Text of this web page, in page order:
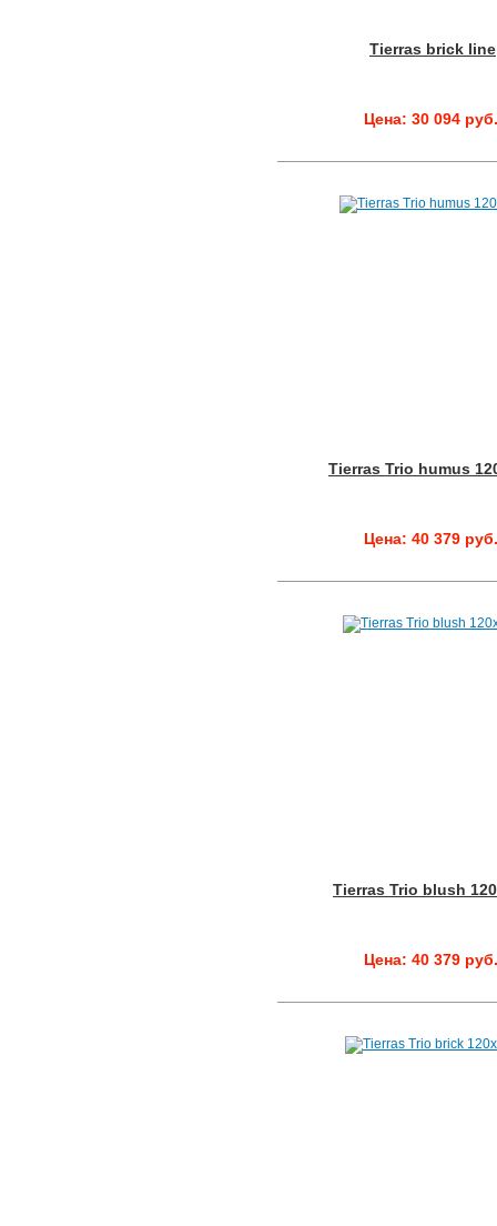
Tierras brick line
Цена: 30 094 руб.
Tierras Trio humus
Цена: 40 379 руб.
Tierras Trio blush
Цена: 40 379 руб.